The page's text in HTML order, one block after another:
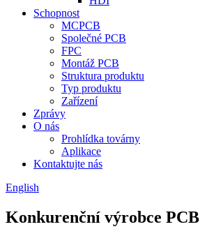
Schopnost
MCPCB
Společné PCB
FPC
Montáž PCB
Struktura produktu
Typ produktu
Zařízení
Zprávy
O nás
Prohlídka továrny
Aplikace
Kontaktujte nás
English
Konkurenční výrobce PCB